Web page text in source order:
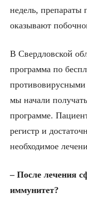
недель, препараты
оказывают
В Свердловской
программа по
противовирусными
мы начали
программе.
регистр и
необходимое
– После лечения
иммунитет?